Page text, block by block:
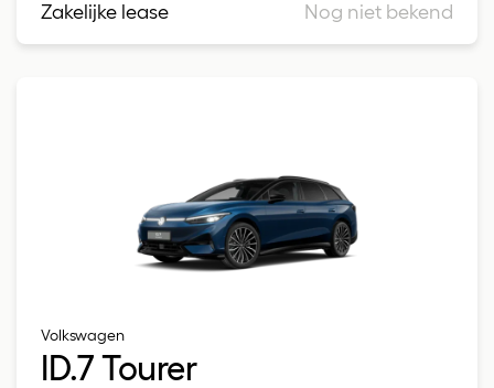
Zakelijke lease Nog niet bekend
Volkswagen
ID.7 Tourer